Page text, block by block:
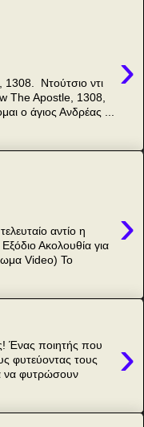
›
1308. Ντούτσιο ντι
The Apostle, 1308,
ο άγιος Ανδρέας ...
›
αντίο η
Ακολουθία για
Video) Το
›
Ένας ποιητής που
φυτεύοντας τους
να φυτρώσουν